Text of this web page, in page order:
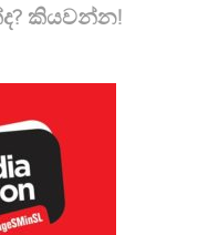
කියවන්න!